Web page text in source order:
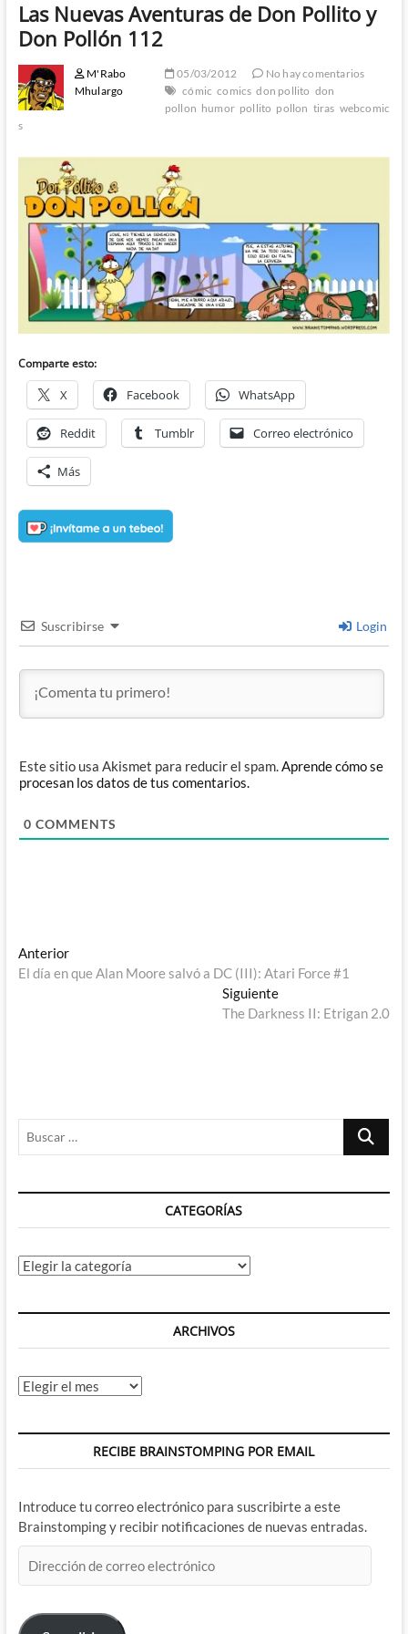
Las Nuevas Aventuras de Don Pollito y
Don Pollón 112
M'Rabo
Mhulargo
05/03/2012
No hay comentarios
cómic comics don pollito don
pollon humor pollito pollon tiras webcomic
s
Comparte esto:
X Facebook WhatsApp
Reddit Tumblr Correo electrónico
Más
Suscribirse Login
Este sitio usa Akismet para reducir el spam.Aprende cómo se
procesan los datos de tus comentarios.
0 COMMENTS
Navegación
de
AnteriorEntrada
anterior:
El día en que Alan Moore salvó a DC (III): Atari Force #1
SiguienteEntrada
siguiente:
The Darkness II: Etrigan 2.0
Buscar
CATEGORÍAS
Categorías
ARCHIVOS
Archivos
RECIBE BRAINSTOMPING POR EMAIL
Introduce tu correo electrónico para suscribirte a este
Brainstomping y recibir notificaciones de nuevas entradas.
de
electrónico